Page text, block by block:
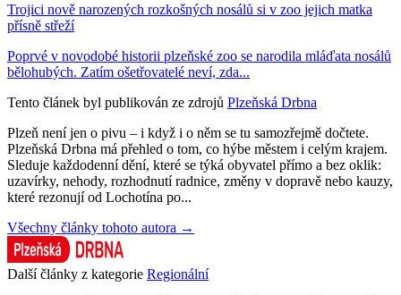
Trojici nově narozených rozkošných nosálů si v zoo jejich matka
přísně střeží
Poprvé v novodobé historii plzeňské zoo se narodila mláďata nosálů
bělohubých. Zatím ošetřovatelé neví, zda...
Tento článek byl publikován ze zdrojů Plzeňská Drbna
Plzeň není jen o pivu – i když i o něm se tu samozřejmě dočtete.
Plzeňská Drbna má přehled o tom, co hýbe městem i celým krajem.
Sleduje každodenní dění, které se týká obyvatel přímo a bez oklik:
uzavírky, nehody, rozhodnutí radnice, změny v dopravě nebo kauzy,
které rezonují od Lochotína po...
Všechny články tohoto autora →
Další články z kategorie Regionální